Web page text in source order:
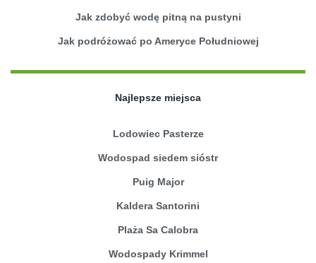
Jak zdobyć wodę pitną na pustyni
Jak podróżować po Ameryce Południowej
Najlepsze miejsca
Lodowiec Pasterze
Wodospad siedem sióstr
Puig Major
Kaldera Santorini
Plaża Sa Calobra
Wodospady Krimmel